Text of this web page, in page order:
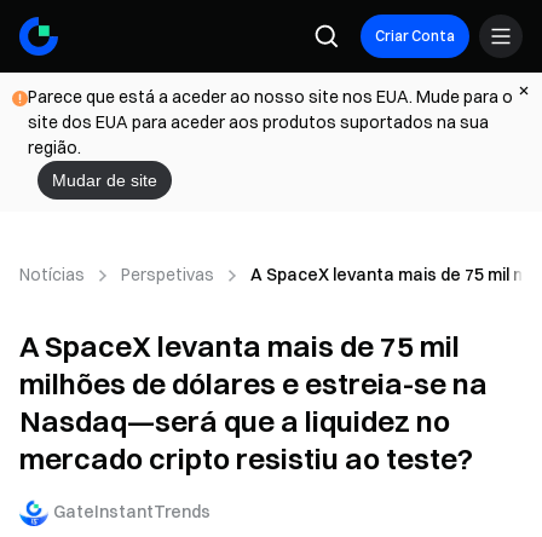
Criar Conta
Parece que está a aceder ao nosso site nos EUA. Mude para o
site dos EUA para aceder aos produtos suportados na sua
região.
Mudar de site
Notícias Perspetivas A SpaceX levanta mais de 75 mil
A SpaceX levanta mais de 75 mil
milhões de dólares e estreia-se na
Nasdaq—será que a liquidez no
mercado cripto resistiu ao teste?
GateInstantTrends